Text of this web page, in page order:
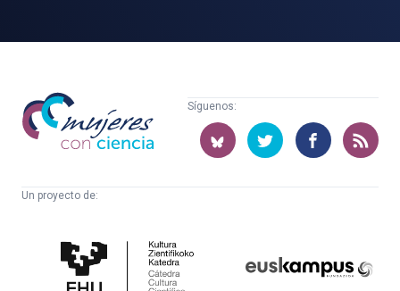
Mujeres
con
ciencia
Síguenos:
Un proyecto de:
Cultura
Científica